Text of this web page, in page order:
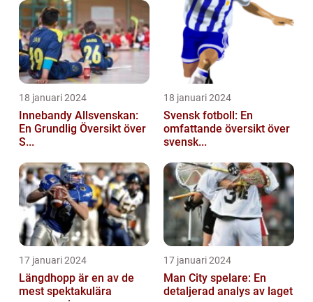
18 januari 2024
Innebandy Allsvenskan:
En Grundlig Översikt över
S...
18 januari 2024
Svensk fotboll: En
omfattande översikt över
svensk...
17 januari 2024
Längdhopp är en av de
mest spektakulära
17 januari 2024
Man City spelare: En
detaljerad analys av laget